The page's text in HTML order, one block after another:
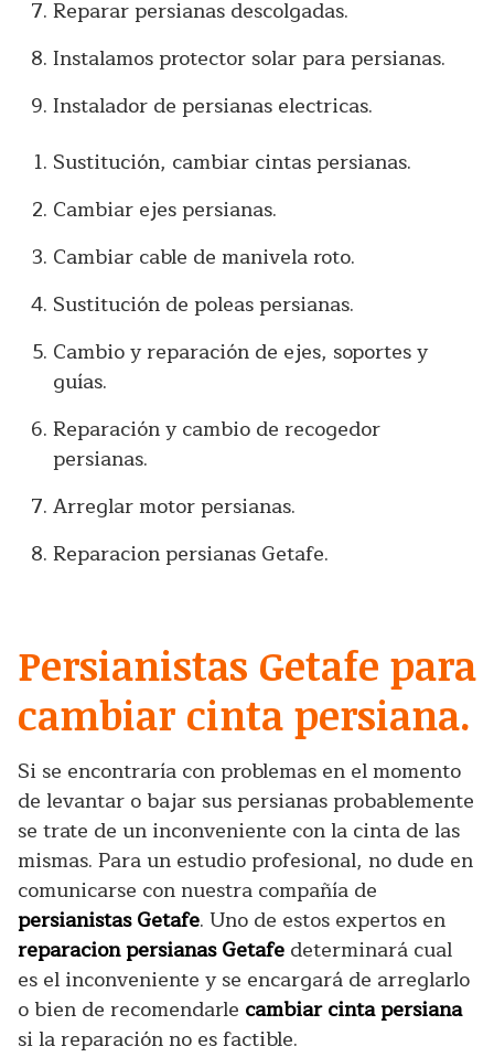
Reparar persianas descolgadas.
Instalamos protector solar para persianas.
Instalador de persianas electricas.
Sustitución, cambiar cintas persianas.
Cambiar ejes persianas.
Cambiar cable de manivela roto.
Sustitución de poleas persianas.
Cambio y reparación de ejes, soportes y
guías.
Reparación y cambio de recogedor
persianas.
Arreglar motor persianas.
Reparacion persianas Getafe.
Persianistas Getafe para
cambiar cinta persiana.
Si se encontraría con problemas en el momento
de levantar o bajar sus persianas probablemente
se trate de un inconveniente con la cinta de las
mismas. Para un estudio profesional, no dude en
comunicarse con nuestra compañía de
persianistas Getafe. Uno de estos expertos en
reparacion persianas Getafe determinará cual
es el inconveniente y se encargará de arreglarlo
o bien de recomendarle cambiar cinta persiana
si la reparación no es factible.